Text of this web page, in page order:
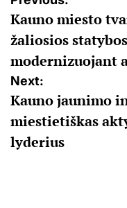
tarp
įrašų
Kauno miesto
žaliosios
modernizuojant
Next:
Kauno jaunimo
miestietiškas
lyderius